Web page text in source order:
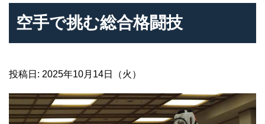
空手で挑む総合格闘技
投稿日: 2025年10月14日（火）